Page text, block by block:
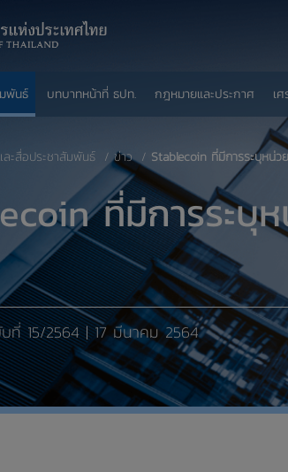
พันธ์ บทบาทหน้าที่ ธปท. กฎหมายและประกาศ เ
ละสื่อประชาสัมพันธ์ ข่าว Stablecoin ที่มีการระบุหน่ว
ที่มีการระบุ
ที่ 15/2564 | 17 มีนาคม 2564